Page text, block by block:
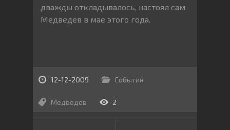
дважды откладывалось, настоял сам
Медведев в мае этого года.
12-12-2009 События
Медведев 2